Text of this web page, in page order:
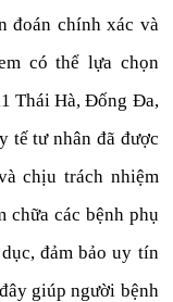
đoán chính xác và
có thể lựa chọn
Thái Hà, Đống Đa,
tế tư nhân đã được
chịu trách nhiệm
chữa các bệnh phụ
đảm bảo uy tín
giúp người bệnh